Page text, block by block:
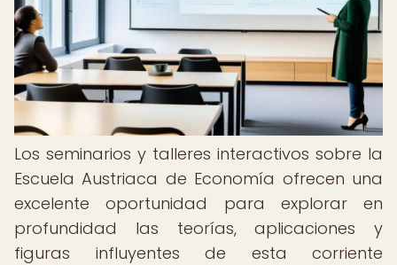
Los seminarios y talleres interactivos sobre la
Escuela Austriaca de Economía ofrecen una
excelente oportunidad para explorar en
profundidad las teorías, aplicaciones y
figuras influyentes de esta corriente